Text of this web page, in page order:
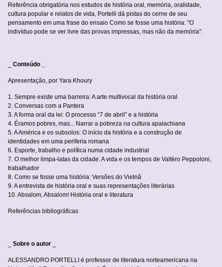
Referência obrigatória nos estudos de história oral, memória, oralidade,
cultura popular e relatos de vida, Portelli dá pistas do cerne de seu
pensamento em uma frase do ensaio Como se fosse uma história: "O
indivíduo pode se ver livre das provas impressas, mas não da memória".
Conteúdo _
Apresentação, por Yara Khoury
1. Sempre existe uma barreira: A arte multivocal da história oral
2. Conversas com a Pantera
3. A forma oral da lei: O processo “7 de abril” e a história
4. Éramos pobres, mas... Narrar a pobreza na cultura apalachiana
5. A América e os subsolos: O início da história e a construção de
identidades em uma periferia romana
6. Esporte, trabalho e política numa cidade industrial
7. O melhor limpa-latas da cidade: A vida e os tempos de Valtèro Peppoloni,
trabalhador
8. Como se fosse uma história: Versões do Vietnã
9. A entrevista de história oral e suas representações literárias
10. Absalom, Absalom! História oral e literatura
Referências bibliográficas
Sobre o autor
ALESSANDRO PORTELLI é professor de literatura norteamericana na